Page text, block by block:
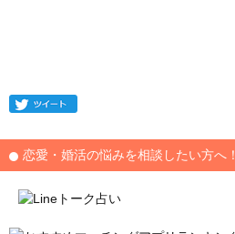
恋愛・婚活の悩みを相談したい方へ！